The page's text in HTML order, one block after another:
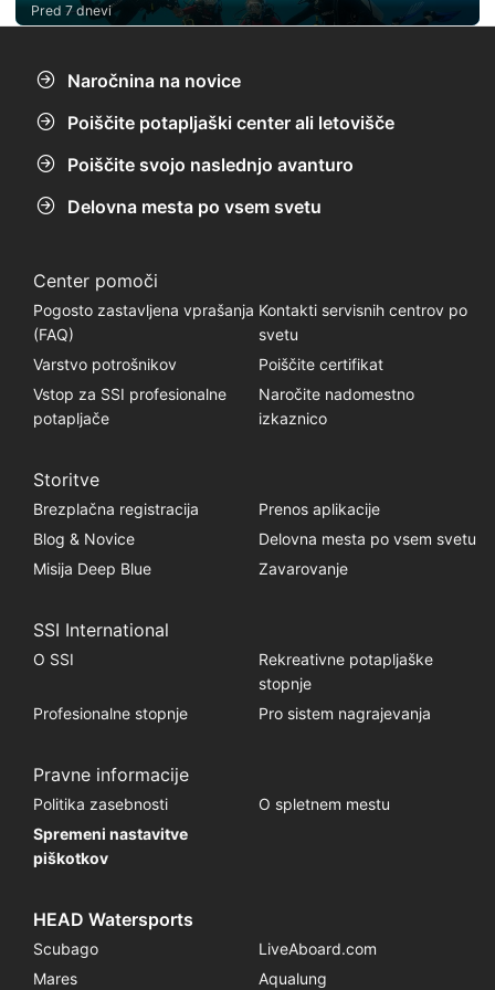
Pred 7 dnevi
Naročnina na novice
Poiščite potapljaški center ali letovišče
Poiščite svojo naslednjo avanturo
Delovna mesta po vsem svetu
Center pomoči
Pogosto zastavljena vprašanja
(FAQ)
Kontakti servisnih centrov po
svetu
Varstvo potrošnikov
Poiščite certifikat
Vstop za SSI profesionalne
potapljače
Naročite nadomestno
izkaznico
Storitve
Brezplačna registracija
Prenos aplikacije
Blog & Novice
Delovna mesta po vsem svetu
Misija Deep Blue
Zavarovanje
SSI International
O SSI
Rekreativne potapljaške
stopnje
Profesionalne stopnje
Pro sistem nagrajevanja
Pravne informacije
Politika zasebnosti
O spletnem mestu
Spremeni nastavitve
piškotkov
HEAD Watersports
Scubago
LiveAboard.com
Mares
Aqualung